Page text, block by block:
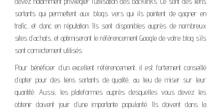
sortants qui permettent aux blogs vers qui ils pointent de gagner en
trafic, et donc en réputation. Ils sont disponibles auprès de nombreux
sites d’achats, et optimiseront le référencement Google de votre blog s’ils
sont correctement utilisés.
Pour bénéficier d’un excellent référencement, il est fortement conseillé
d’opter pour des liens sortants de qualité, au lieu de miser sur leur
quantité. Aussi, les plateformes auprès desquelles vous devez les
obtenir doivent jouir d’une importante popularité. Ils doivent dans la